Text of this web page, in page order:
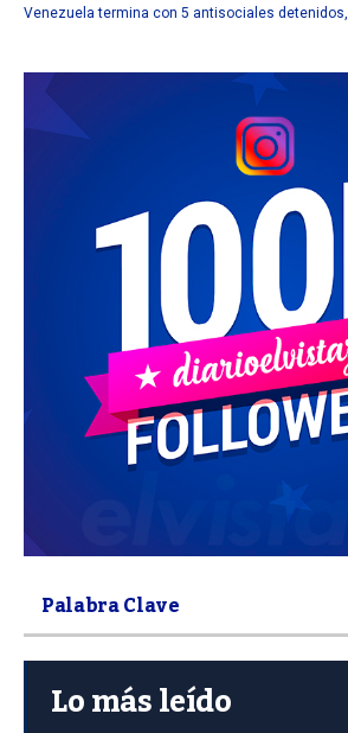
Venezuela termina con 5 antisociales detenidos,
Lo más leído